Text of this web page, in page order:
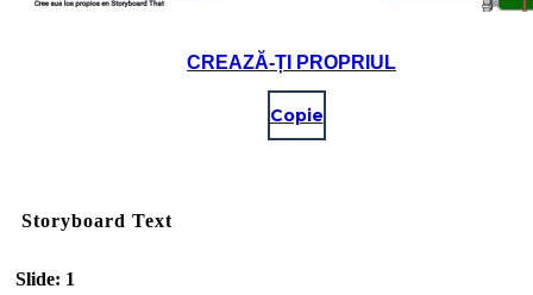
CREAZĂ-ȚI PROPRIUL
Copie
Storyboard Text
Slide: 1